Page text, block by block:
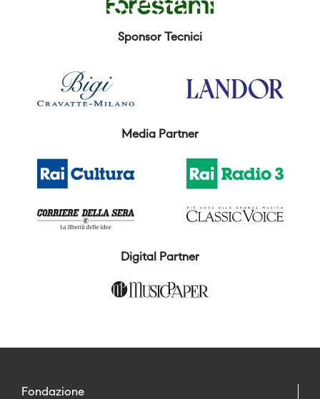
Sponsor Tecnici
Media Partner
Digital Partner
Fondazione